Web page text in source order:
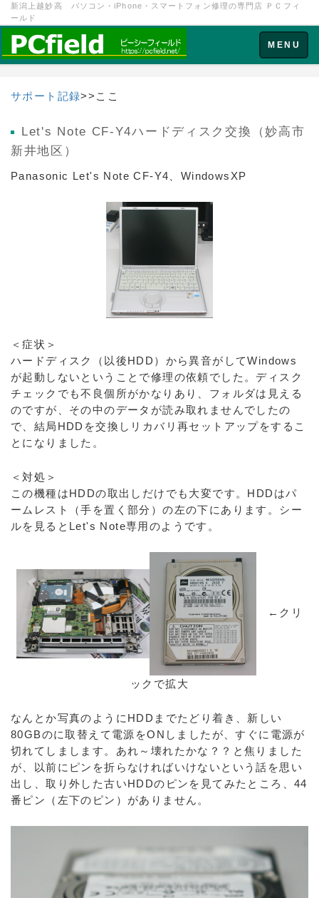
新潟上越妙高 パソコン・iPhone・スマートフォン修理の専門店 ＰＣフィ
ールド
Toggle
navigation
MENU
サポート記録>>ここ
Let's Note CF-Y4ハードディスク交換（妙高市
新井地区）
Panasonic Let's Note CF-Y4、WindowsXP
＜症状＞
ハードディスク（以後HDD）から異音がしてWindows
が起動しないということで修理の依頼でした。ディスク
チェックでも不良個所がかなりあり、フォルダは見える
のですが、その中のデータが読み取れませんでしたの
で、結局HDDを交換しリカバリ再セットアップをするこ
とになりました。
＜対処＞
この機種はHDDの取出しだけでも大変です。HDDはパ
ームレスト（手を置く部分）の左の下にあります。シー
ルを見るとLet's Note専用のようです。
←クリ
ックで拡大
なんとか写真のようにHDDまでたどり着き、新しい
80GBのに取替えて電源をONしましたが、すぐに電源が
切れてしまします。あれ～壊れたかな？？と焦りました
が、以前にピンを折らなければいけないという話を思い
出し、取り外した古いHDDのピンを見てみたところ、44
番ピン（左下のピン）がありません。